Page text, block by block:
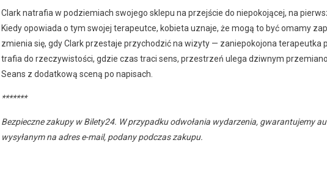
Clark natrafia w podziemiach swojego sklepu na przejście do niepokojącej, na
Kiedy opowiada o tym swojej terapeutce, kobieta uznaje, że mogą to być omamy
zmienia się, gdy Clark przestaje przychodzić na wizyty — zaniepokojona terapeutka
trafia do rzeczywistości, gdzie czas traci sens, przestrzeń ulega dziwnym
Seans z dodatkową sceną po napisach.
*******
Bezpieczne zakupy w Bilety24. W przypadku odwołania wydarzenia, gwarantujemy
wysyłanym na adres e-mail, podany podczas zakupu.